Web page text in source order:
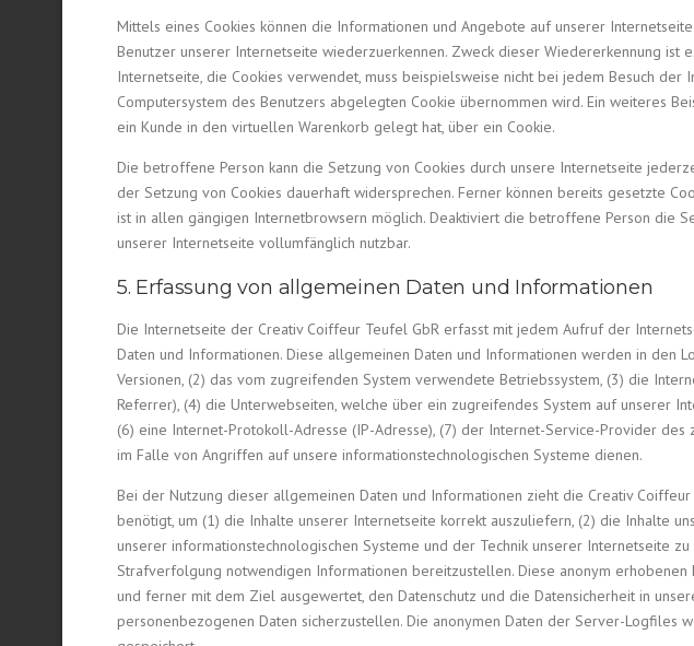
Mittels eines Cookies können die Informationen und Angebote auf unserer
Benutzer unserer Internetseite wiederzuerkennen. Zweck dieser Wiedererkennung
Internetseite, die Cookies verwendet, muss beispielsweise nicht bei jedem Besuch
Computersystem des Benutzers abgelegten Cookie übernommen wird. Ein weiteres
ein Kunde in den virtuellen Warenkorb gelegt hat, über ein Cookie.
Die betroffene Person kann die Setzung von Cookies durch unsere Internetseite
der Setzung von Cookies dauerhaft widersprechen. Ferner können bereits gesetzte
ist in allen gängigen Internetbrowsern möglich. Deaktiviert die betroffene Person die
unserer Internetseite vollumfänglich nutzbar.
5. Erfassung von allgemeinen Daten und Informationen
Die Internetseite der Creativ Coiffeur Teufel GbR erfasst mit jedem Aufruf der
Daten und Informationen. Diese allgemeinen Daten und Informationen werden in
Versionen, (2) das vom zugreifenden System verwendete Betriebssystem, (3) die
Referrer), (4) die Unterwebseiten, welche über ein zugreifendes System auf unserer
(6) eine Internet-Protokoll-Adresse (IP-Adresse), (7) der Internet-Service-Provider
im Falle von Angriffen auf unsere informationstechnologischen Systeme dienen.
Bei der Nutzung dieser allgemeinen Daten und Informationen zieht die Creativ
benötigt, um (1) die Inhalte unserer Internetseite korrekt auszuliefern, (2) die Inhalte
unserer informationstechnologischen Systeme und der Technik unserer Internetseite
Strafverfolgung notwendigen Informationen bereitzustellen. Diese anonym
und ferner mit dem Ziel ausgewertet, den Datenschutz und die Datensicherheit in
personenbezogenen Daten sicherzustellen. Die anonymen Daten der Server-